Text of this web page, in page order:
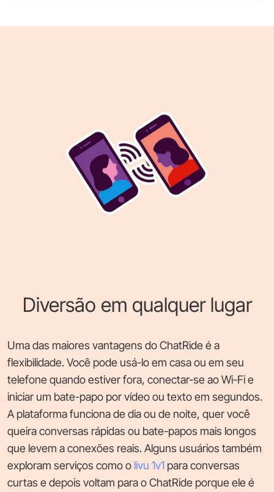
Diversão em qualquer lugar
Uma das maiores vantagens do ChatRide é a
flexibilidade. Você pode usá-lo em casa ou em seu
telefone quando estiver fora, conectar-se ao Wi-Fi e
iniciar um bate-papo por vídeo ou texto em segundos.
A plataforma funciona de dia ou de noite, quer você
queira conversas rápidas ou bate-papos mais longos
que levem a conexões reais. Alguns usuários também
exploram serviços como o livu 1v1 para conversas
curtas e depois voltam para o ChatRide porque ele é